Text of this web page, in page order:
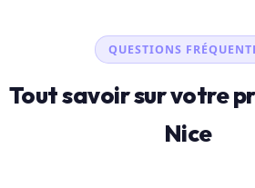
QUESTIONS
Tout savoir sur votre
Nice